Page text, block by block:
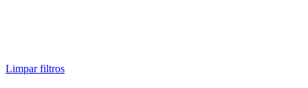
Limpar filtros